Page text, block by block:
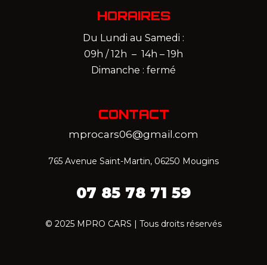
HORAIRES
Du Lundi au Samedi :
09h / 12h – 14h – 19h
Dimanche : fermé
CONTACT
mprocars06@gmail.com
765 Avenue Saint-Martin, 06250 Mougins
07 85 78 71 59‬
© 2025 MPRO CARS | Tous droits réservés